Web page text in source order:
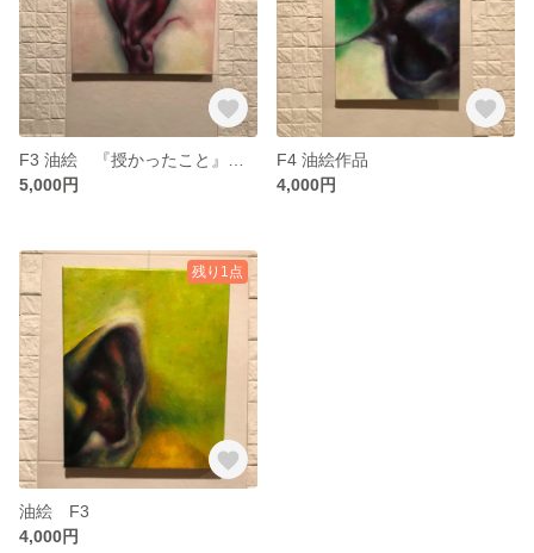
5,000円
F4 油絵作品
4,000円
残り1点
油絵 F3
4,000円